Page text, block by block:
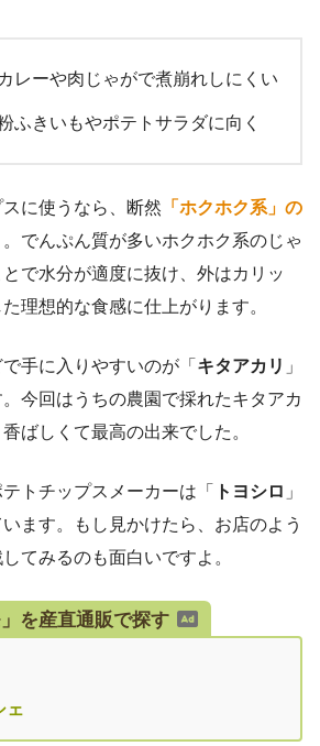
カレーや肉じゃがで煮崩れしにくい
粉ふきいもやポテトサラダに向く
に使うなら、断然 「ホクホク系」の
でんぷん質が多いホクホク系のじゃ
で水分が適度に抜け、外はカリッ
理想的な食感に仕上がります。
手に入りやすいのが「 キタアカリ 」
。今回はうちの農園で採れたキタアカ
ばしくて最高の出来でした。
トチップスメーカーは「 トヨシロ 」
ます。もし見かけたら、お店のよう
てみるのも面白いですよ。
を産直通販で探す
ェ